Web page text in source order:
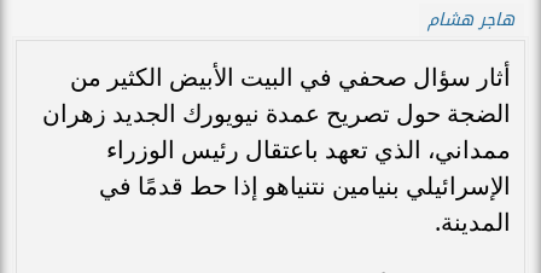
هاجر هشام
أثار سؤال صحفي في البيت الأبيض الكثير من
الضجة حول تصريح عمدة نيويورك الجديد زهران
ممداني، الذي تعهد باعتقال رئيس الوزراء
الإسرائيلي بنيامين نتنياهو إذا حط قدمًا في
المدينة.